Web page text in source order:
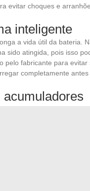
evitar choques e
inteligente
a vida útil da bateria.
sido atingida, pois isso
pelo fabricante para evitar
completamente antes
acumuladores